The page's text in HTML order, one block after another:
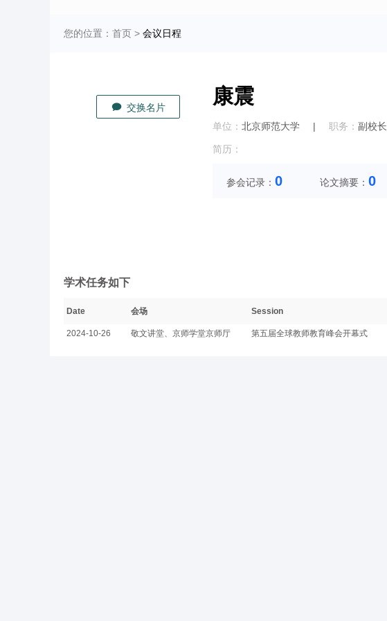
您的位置： 首页 > 会议日程
交换名片 康震
单位： 北京师范大学 | 职务： 副校长
简历：
参会记录： 0 论文摘要： 0
学术任务如下
Date 会场 Session
2024-10-26 敬文讲堂、京师学堂京师厅 第五届全球教师教育峰会开幕式